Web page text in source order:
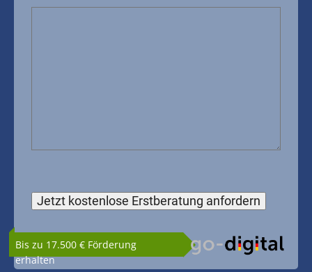
Bis zu 17.500 € Förderung
erhalten